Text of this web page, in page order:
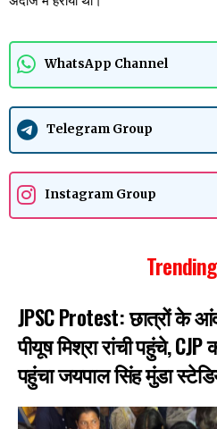
WhatsApp Channel
Telegram Group
Instagram Group
JPSC Protest: छात्रों के
पीयूष मिश्रा रांची पहुंचे, CJP
पहुंचा जयपाल सिंह मुंडा